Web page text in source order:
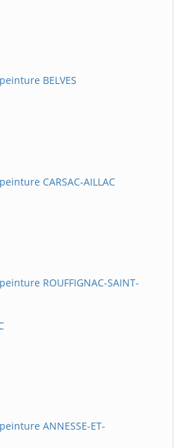
BELVES
CARSAC-AILLAC
ROUFFIGNAC-SAINT-
ANNESSE-ET-